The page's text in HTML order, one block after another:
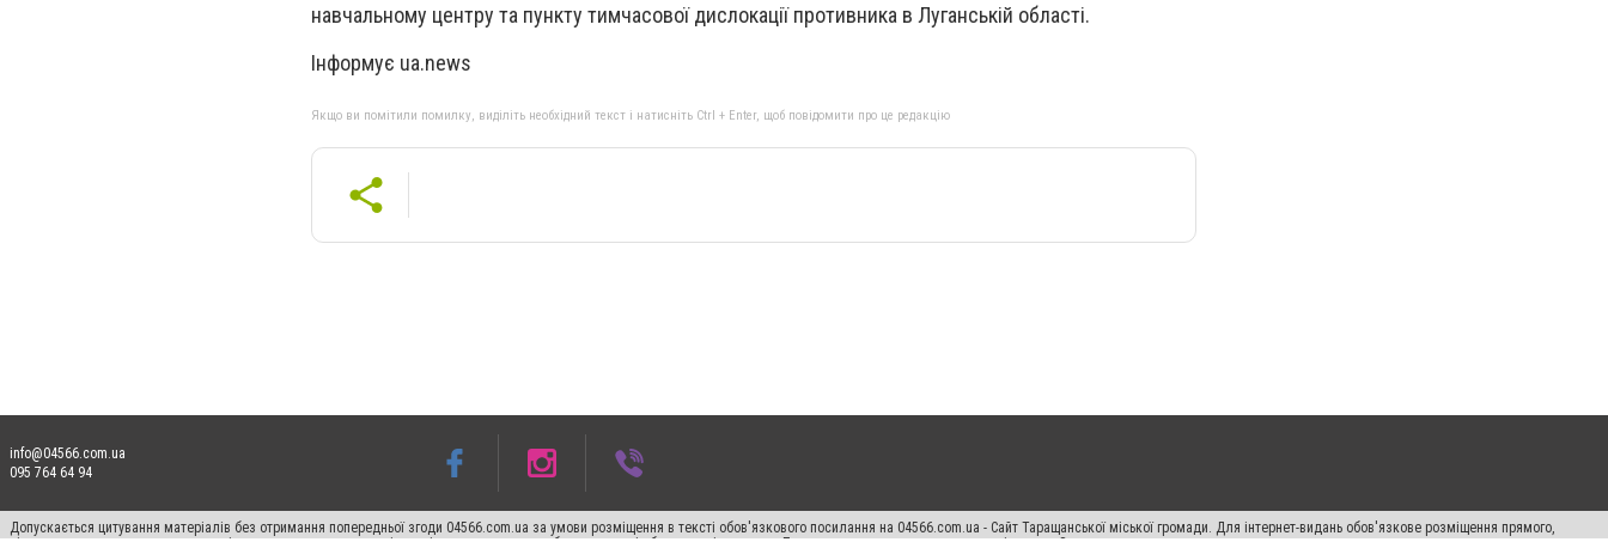
навчальному центру та пункту тимчасової дислокації противника в Луганській області.
Інформує ua.news
Якщо ви помітили помилку, виділіть необхідний текст і натисніть Ctrl + Enter, щоб повідомити про це редакцію
info@04566.com.ua
095 764 64 94
Допускається цитування матеріалів без отримання попередньої згоди 04566.com.ua за умови розміщення в тексті обов'язкового посилання на 04566.com.ua - Cайт Таращанської міської громади. Для інтернет-видань обов'язкове розміщення прямого,